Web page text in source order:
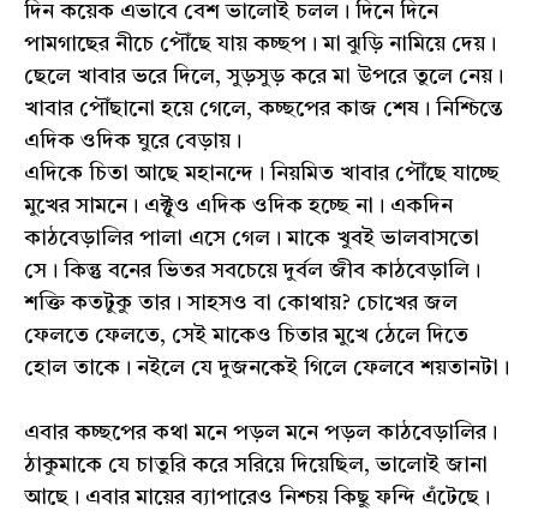
দিন কয়েক এভাবে বেশ ভালোই চলল। দিনে দিনে
পামগাছের নীচে পৌঁছে যায় কচ্ছপ। মা ঝুড়ি নামিয়ে দেয়।
ছেলে খাবার ভরে দিলে, সুড়সুড় করে মা উপরে তুলে নেয়।
খাবার পৌঁছানো হয়ে গেলে, কচ্ছপের কাজ শেষ। নিশ্চিন্তে
এদিক ওদিক ঘুরে বেড়ায়।
এদিকে চিতা আছে মহানন্দে। নিয়মিত খাবার পৌঁছে যাচ্ছে
মুখের সামনে। এক্টুও এদিক ওদিক হচ্ছে না। একদিন
কাঠবেড়ালির পালা এসে গেল। মাকে খুবই ভালবাসতো
সে। কিন্তু বনের ভিতর সবচেয়ে দুর্বল জীব কাঠবেড়ালি।
শক্তি কতটুকু তার। সাহসও বা কোথায়? চোখের জল
ফেলতে ফেলতে, সেই মাকেও চিতার মুখে ঠেলে দিতে
হোল তাকে। নইলে যে দুজনকেই গিলে ফেলবে শয়তানটা।
এবার কচ্ছপের কথা মনে পড়ল মনে পড়ল কাঠবেড়ালির।
ঠাকুমাকে যে চাতুরি করে সরিয়ে দিয়েছিল, ভালোই জানা
আছে। এবার মায়ের ব্যাপারেও নিশ্চয় কিছু ফন্দি এঁটেছে।